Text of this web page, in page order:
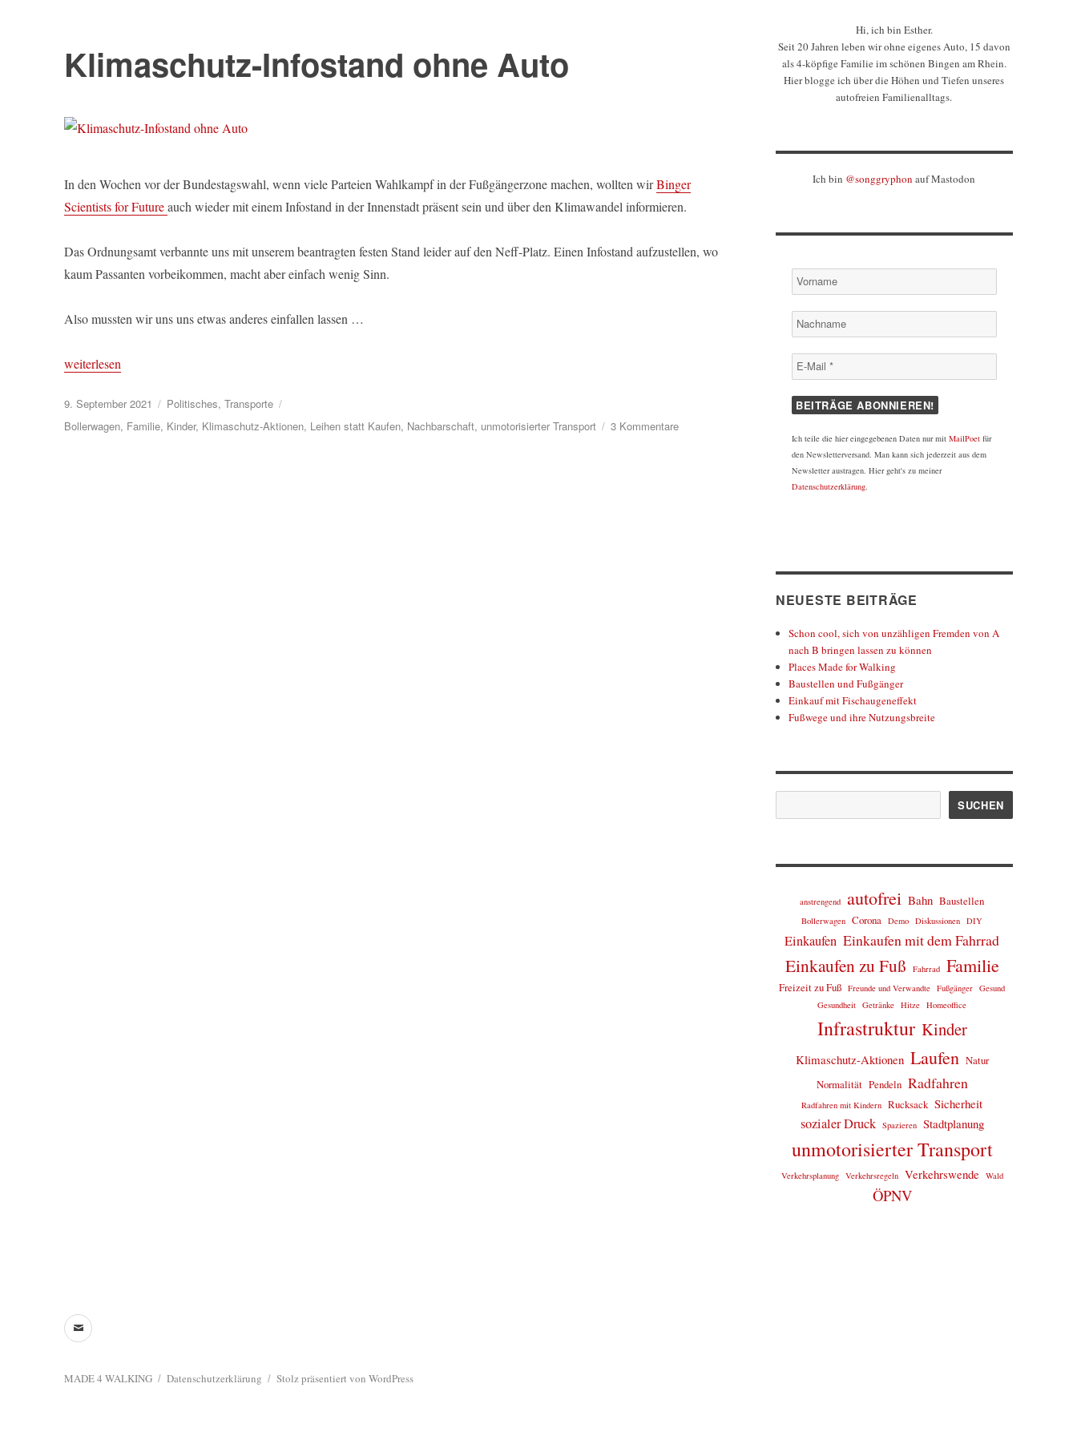
Klimaschutz-Infostand ohne Auto
In den Wochen vor der Bundestagswahl, wenn viele Parteien Wahlkampf in der Fußgängerzone machen, wollten wirBinger
Scientists for Futureauch wieder mit einem Infostand in der Innenstadt präsent sein und über den Klimawandel informieren.
Das Ordnungsamt verbannte uns mit unserem beantragten festen Stand leider auf den Neff-Platz. Einen Infostand aufzustellen, wo
kaum Passanten vorbeikommen, macht aber einfach wenig Sinn.
Also mussten wir uns uns etwas anderes einfallen lassen …
„Klimaschutz-Infostand ohne Auto“
weiterlesen
Veröffentlicht
am
9. September 2021 Kategorien
Politisches,Transporte
Schlagwörter
Bollerwagen, Familie, Kinder, Klimaschutz-Aktionen, Leihen statt Kaufen, Nachbarschaft, unmotorisierter Transport 3 Kommentarezu
Hi, ich bin Esther.
Seit 20 Jahren leben wir ohne eigenes Auto, 15 davon
als 4-köpfige Familie im schönen Bingen am Rhein.
Hier blogge ich über die Höhen und Tiefen unseres
autofreien Familienalltags.
Ich bin @songgryphon auf Mastodon
Ich teile die hier eingegebenen Daten nur mit MailPoetfür
den Newsletterversand. Man kann sich jederzeit aus dem
Newsletter austragen. Hier geht's zu meiner
Datenschutzerklärung.
NEUESTE BEITRÄGE
Schon cool, sich von unzähligen Fremden von A
nach B bringen lassen zu können
Places Made for Walking
Baustellen und Fußgänger
Einkauf mit Fischaugeneffekt
Fußwege und ihre Nutzungsbreite
SUCHEN
anstrengend autofrei Bahn Baustellen
Bollerwagen Corona Demo Diskussionen DIY
Einkaufen Einkaufen mit dem Fahrrad
Einkaufen zu Fuß Fahrrad Familie
Freizeit zu Fuß Freunde und Verwandte Fußgänger Gesund
Gesundheit Getränke Hitze Homeoffice
Infrastruktur Kinder
Klimaschutz-Aktionen Laufen Natur
Normalität Pendeln Radfahren
Radfahren mit Kindern Rucksack Sicherheit
sozialer Druck Spazieren Stadtplanung
unmotorisierter Transport
Verkehrsplanung Verkehrsregeln Verkehrswende Wald
ÖPNV
Mail
MADE 4 WALKING Datenschutzerklärung Stolz präsentiert von WordPress